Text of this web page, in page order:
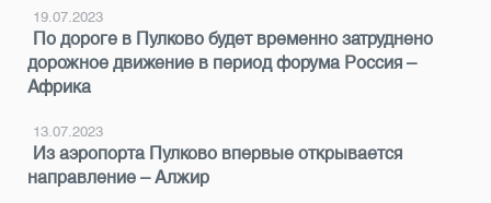
19.07.2023
По дороге в Пулково будет временно затруднено
дорожное движение в период форума Россия –
Африка
13.07.2023
Из аэропорта Пулково впервые открывается
направление – Алжир